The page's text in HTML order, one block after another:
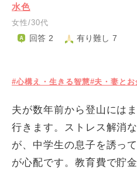
水色
女性/30代
回答 2 有り難し 7
#心構え・生きる智慧#夫・妻と
夫が数年前から登山には
行きます。ストレス解消
が、中学生の息子を誘っ
が心配です。教育費で貯